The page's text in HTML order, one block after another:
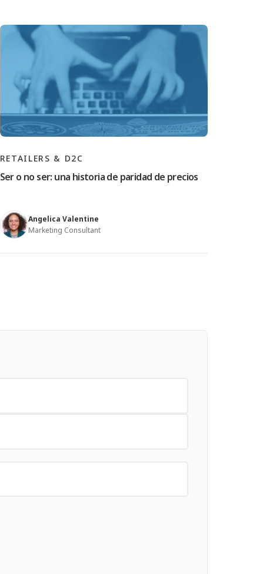
RETAILERS & D2C
Ser o no ser: una historia de paridad de precios
Angelica Valentine
Marketing Consultant